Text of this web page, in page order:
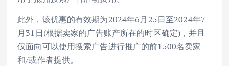
此外，该优惠的有效期为2024年6月25日至2024年7
月31日(根据卖家的广告账产所在的时区确定)，并且
仅面向可以使用搜索广告进行推广的前1500名卖家
和/或作者提供。